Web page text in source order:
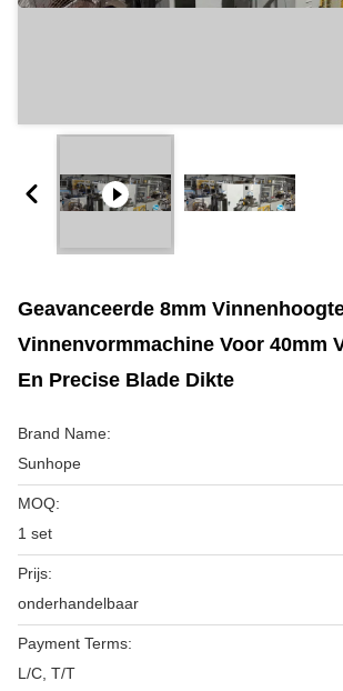
Geavanceerde 8mm
Vinnenvormmachine Voor 40mm
En Precise Blade Dikte
Brand Name:
Sunhope
MOQ:
1 set
Prijs:
onderhandelbaar
Payment Terms:
L/C, T/T